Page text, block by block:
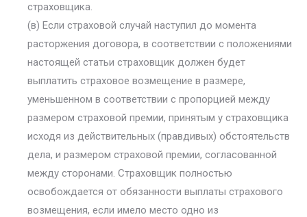
страховщика.
(в) Если страховой случай наступил до момента
расторжения договора, в соответствии с положениями
настоящей статьи страховщик должен будет
выплатить страховое возмещение в размере,
уменьшенном в соответствии с пропорцией между
размером страховой премии, принятым у страховщика
исходя из действительных (правдивых) обстоятельств
дела, и размером страховой премии, согласованной
между сторонами. Страховщик полностью
освобождается от обязанности выплаты страхового
возмещения, если имело место одно из